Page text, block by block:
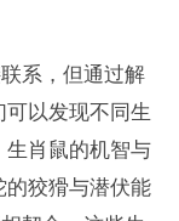
系，但通过解
以发现不同生
生肖鼠的机智与
的狡猾与潜伏能